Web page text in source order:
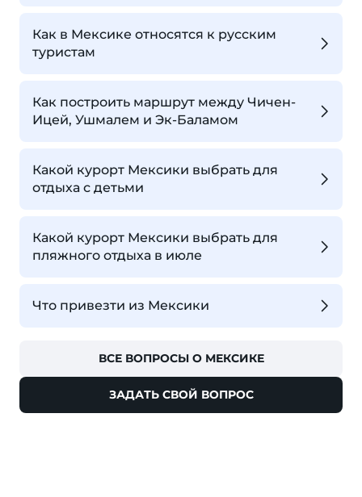
Как в Мексике относятся к русским
туристам
Как построить маршрут между Чичен-
Ицей, Ушмалем и Эк-Баламом
Какой курорт Мексики выбрать для
отдыха с детьми
Какой курорт Мексики выбрать для
пляжного отдыха в июле
Что привезти из Мексики
ВСЕ ВОПРОСЫ О МЕКСИКЕ
ЗАДАТЬ СВОЙ ВОПРОС